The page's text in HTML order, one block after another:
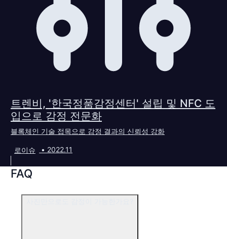
트렌비, '한국정품감정센터' 설립 및 NFC 도
입으로 감정 전문화
블록체인 기술 접목으로 감정 결과의 신뢰성 강화
로이슈 • 2022.11
FAQ